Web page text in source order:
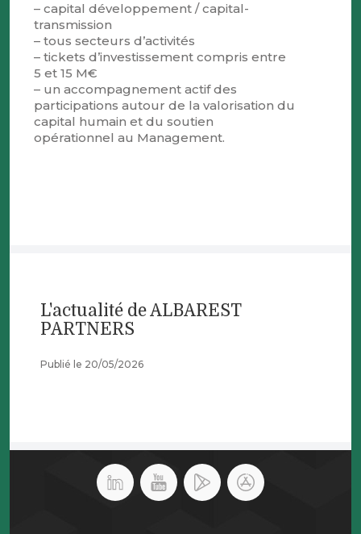
– capital développement / capital-
transmission
– tous secteurs d’activités
– tickets d’investissement compris entre
5 et 15 M€
– un accompagnement actif des
participations autour de la valorisation du
capital humain et du soutien
opérationnel au Management.
L'actualité de ALBAREST
PARTNERS
Publié le 20/05/2026